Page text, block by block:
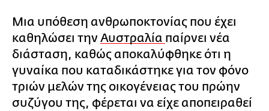
Μια υπόθεση ανθρωποκτονίας που έχει
καθηλώσει την Αυστραλία παίρνει νέα
διάσταση, καθώς αποκαλύφθηκε ότι η
γυναίκα που καταδικάστηκε για τον φόνο
τριών μελών της οικογένειας του πρώην
συζύγου της, φέρεται να είχε αποπειραθεί